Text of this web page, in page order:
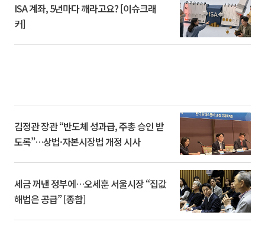
ISA 계좌, 5년마다 깨라고요? [이슈크래
커]
김정관 장관 “반도체 성과급, 주총 승인 받
도록”…상법·자본시장법 개정 시사
세금 꺼낸 정부에…오세훈 서울시장 “집값
해법은 공급” [종합]